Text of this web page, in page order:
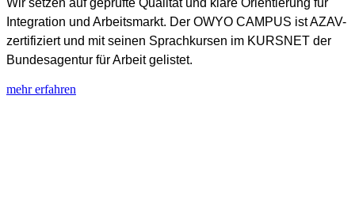
Wir setzen auf geprüfte Qualität und klare Orientierung für
Integration und Arbeitsmarkt. Der OWYO CAMPUS ist AZAV-
zertifiziert und mit seinen Sprachkursen im KURSNET der
Bundesagentur für Arbeit gelistet.
mehr erfahren